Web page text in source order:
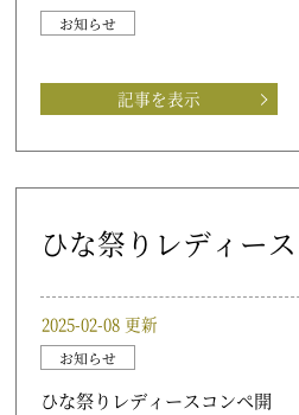
お知らせ
記事を表示
ひな祭りレディー
2025-02-08 更新
お知らせ
ひな祭りレディースコンペ開